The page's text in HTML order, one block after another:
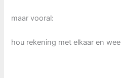
maar vooral:
hou rekening met elkaar en